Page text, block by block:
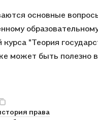
основные
"Теория
может быть полезно
права